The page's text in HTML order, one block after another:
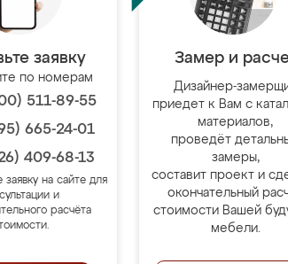
заявку
по номерам
511-89-55
665-24-01
409-68-13
заявку на сайте для
и
расчёта
Замер и
Дизайнер-
приедет к Вам с
материалов,
проведёт
замеры,
составит проект и
окончательный
стоимости Вашей
мебели.